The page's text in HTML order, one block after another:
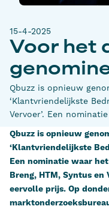
15-4-2025
Voor het
Qbuzz is opnieuw
‘Klantvriendelijkste
Vervoer’. Een
Qbuzz is opnieuw
‘Klantvriendelijkste
Een nominatie waar
Breng, HTM, Syntus en
eervolle prijs. Op